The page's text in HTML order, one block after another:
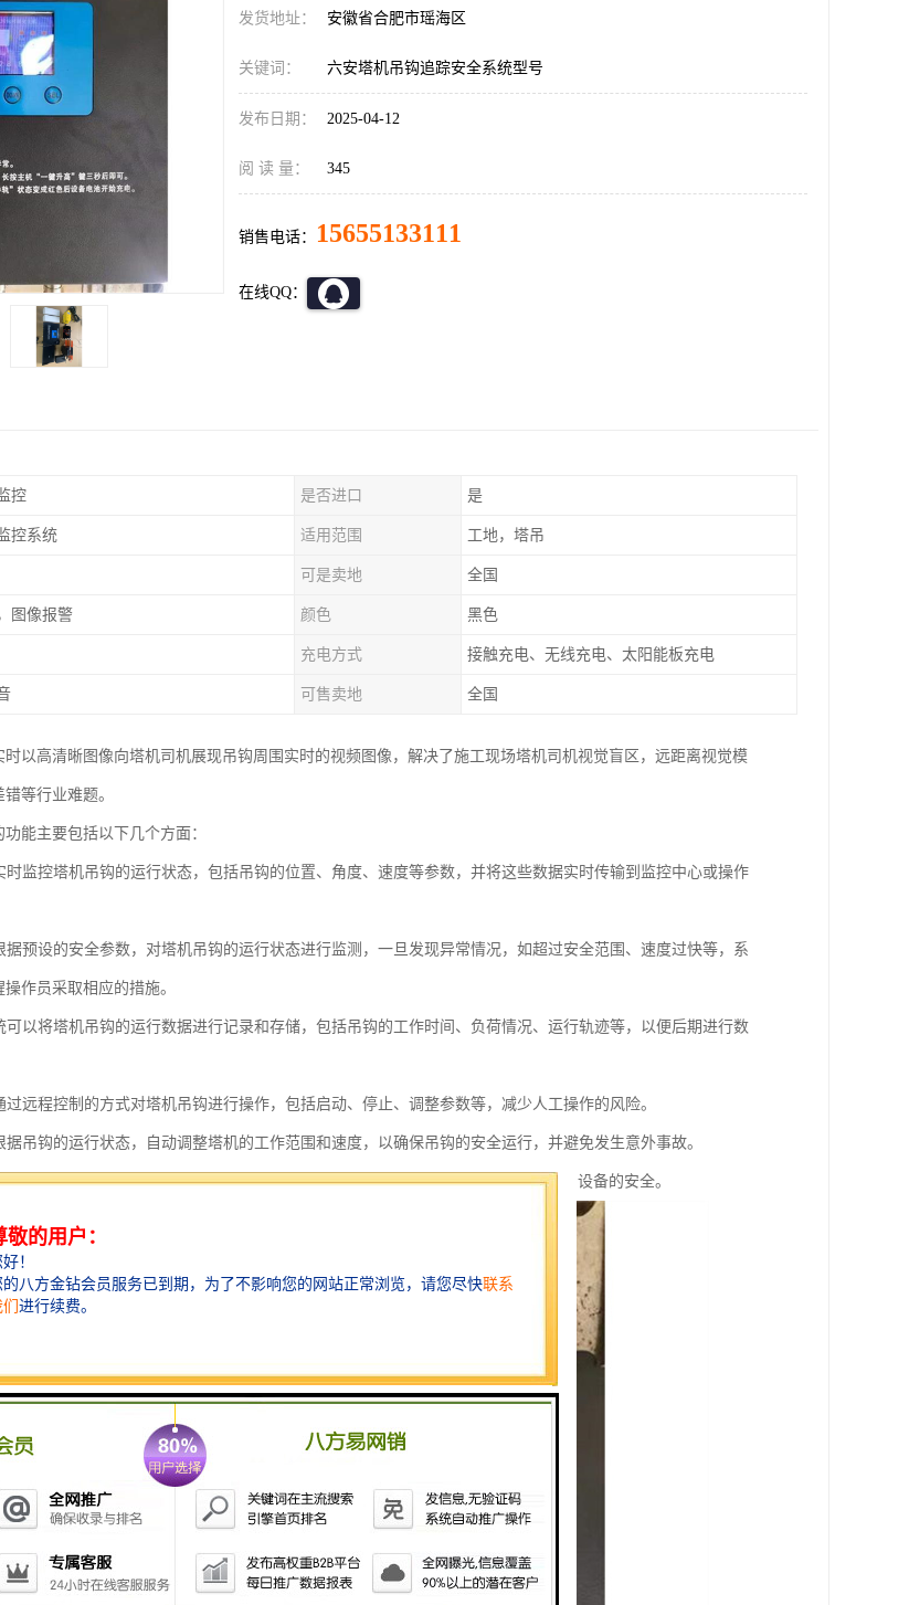
发货地址： 安徽省合肥市瑶海区
关键词： 六安塔机吊钩追踪安全系统型号
发布日期： 2025-04-12
阅 读 量： 345
销售电话： 15655133111
在线QQ：
控 是否进口 是
控系统 适用范围 工地，塔吊
可是卖地 全国
图像报警 颜色 黑色
充电方式 接触充电、无线充电、太阳能板充电
可售卖地 全国
以高清晰图像向塔机司机展现吊钩周围实时的视频图像，解决了施工现场塔机司机视觉盲区，远距离视觉模
等行业难题。
能主要包括以下几个方面：
时监控塔机吊钩的运行状态，包括吊钩的位置、角度、速度等参数，并将这些数据实时传输到监控中心或操作
据预设的安全参数，对塔机吊钩的运行状态进行监测，一旦发现异常情况，如超过安全范围、速度过快等，系
作员采取相应的措施。
可以将塔机吊钩的运行数据进行记录和存储，包括吊钩的工作时间、负荷情况、运行轨迹等，以便后期进行数
远程控制的方式对塔机吊钩进行操作，包括启动、停止、调整参数等，减少人工操作的风险。
吊钩的运行状态，自动调整塔机的工作范围和速度，以确保吊钩的安全运行，并避免发生意外事故。
全系统的功能是为了提高塔机吊钩的安全性能，减少事故发生的风险，保护人员和设备的安全。